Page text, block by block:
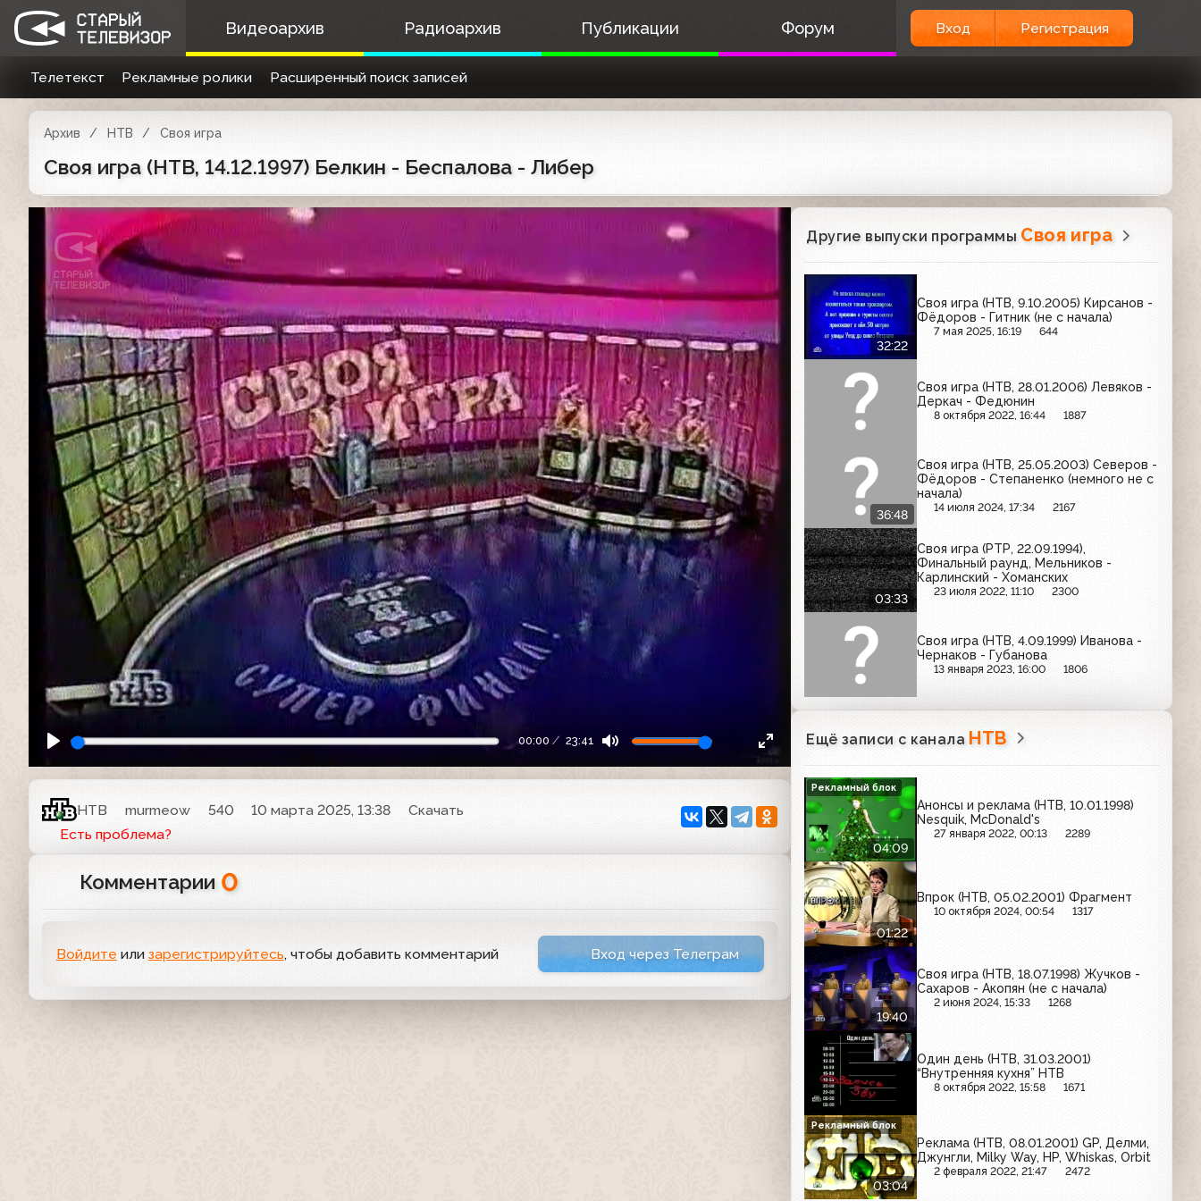
Видеоархив Радиоархив Публикации Форум Вход Регистрация
Телетекст Рекламные ролики Расширенный поиск записей
Архив НТВ Своя игра
Своя игра (НТВ, 14.12.1997) Белкин - Беспалова - Либер
00:00 23:41
НТВ murmeow 540 10 марта 2025, 13:38
Скачать
Есть проблема?
Комментарии 0
Войдите или зарегистрируйтесь, чтобы добавить комментарий Вход через Телеграм
Другие выпуски программы Своя игра
32:22
Своя игра (НТВ, 9.10.2005) Кирсанов -
Фёдоров - Гитник (не с начала)
7 мая 2025, 16:19 644
Своя игра (НТВ, 28.01.2006) Левяков -
Деркач - Федюнин
8 октября 2022, 16:44 1887
36:48
Своя игра (НТВ, 25.05.2003) Северов -
Фёдоров - Степаненко (немного не с
начала)
14 июля 2024, 17:34 2167
03:33
Своя игра (РТР, 22.09.1994),
Финальный раунд, Мельников -
Карлинский - Хоманских
23 июля 2022, 11:10 2300
Своя игра (НТВ, 4.09.1999) Иванова -
Чернаков - Губанова
13 января 2023, 16:00 1806
Ещё записи с канала НТВ
04:09
Анонсы и реклама (НТВ, 10.01.1998)
Nesquik, McDonald's
27 января 2022, 00:13 2289
Рекламный блок
01:22
Впрок (НТВ, 05.02.2001) Фрагмент
10 октября 2024, 00:54 1317
19:40
Своя игра (НТВ, 18.07.1998) Жучков -
Сахаров - Акопян (не с начала)
2 июня 2024, 15:33 1268
Один день (НТВ, 31.03.2001)
“Внутренняя кухня” НТВ
8 октября 2022, 15:58 1671
03:04
Реклама (НТВ, 08.01.2001) GP, Делми,
Джунгли, Milky Way, HP, Whiskas, Orbit
2 февраля 2022, 21:47 2472
Рекламный блок